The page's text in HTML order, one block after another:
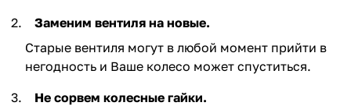
Заменим вентиля на новые.
Старые вентиля могут в любой момент прийти в
негодность и Ваше колесо может спуститься.
Не сорвем колесные гайки.